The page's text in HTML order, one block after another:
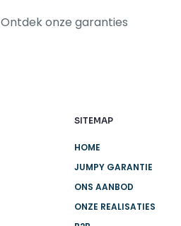
Ontdek onze garanties
SITEMAP
HOME
JUMPY GARANTIE
ONS AANBOD
ONZE REALISATIES